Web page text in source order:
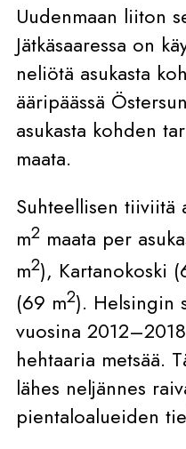
Uudenmaan liiton
Jätkäsaaressa on
neliötä asukasta
ääripäässä
asukasta kohden
maata.
Suhteellisen tiiviitä
m2 maata per
m2), Kartanokoski
(69 m2). Helsingin
vuosina
hehtaaria metsää.
lähes neljännes
pientaloalueiden